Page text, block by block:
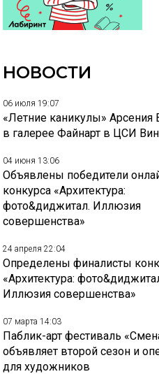
НОВОСТИ
06 июля 19:07
«Летние каникулы» Арсения
в галерее Файнарт в ЦСИ
04 июня 13:06
Объявлены победители
конкурса «Архитектура:
фото&диджитал. Иллюзия
совершенства»
24 апреля 22:04
Определены финалисты
«Архитектура:
Иллюзия совершенства»
07 марта 14:03
Паблик-арт фестиваль
объявляет второй сезон и
для художников